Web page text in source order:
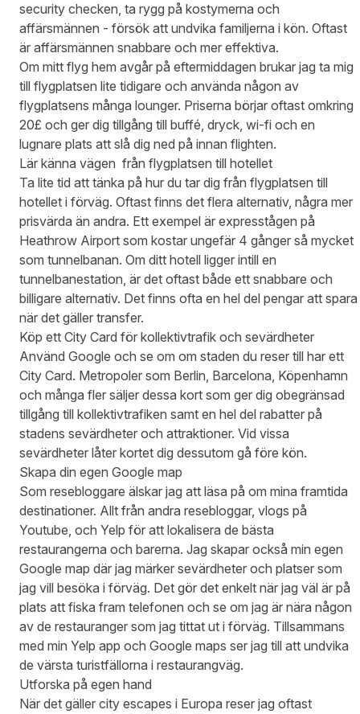
security checken, ta rygg på kostymerna och
affärsmännen - försök att undvika familjerna i kön. Oftast
är affärsmännen snabbare och mer effektiva.
Om mitt flyg hem avgår på eftermiddagen brukar jag ta mig
till flygplatsen lite tidigare och använda någon av
flygplatsens många lounger. Priserna börjar oftast omkring
20£ och ger dig tillgång till buffé, dryck, wi-fi och en
lugnare plats att slå dig ned på innan flighten.
Lär känna vägen från flygplatsen till hotellet
Ta lite tid att tänka på hur du tar dig från flygplatsen till
hotellet i förväg. Oftast finns det flera alternativ, några mer
prisvärda än andra. Ett exempel är expresstågen på
Heathrow Airport som kostar ungefär 4 gånger så mycket
som tunnelbanan. Om ditt hotell ligger intill en
tunnelbanestation, är det oftast både ett snabbare och
billigare alternativ. Det finns ofta en hel del pengar att spara
när det gäller transfer.
Köp ett City Card för kollektivtrafik och sevärdheter
Använd Google och se om om staden du reser till har ett
City Card. Metropoler som Berlin, Barcelona, Köpenhamn
och många fler säljer dessa kort som ger dig obegränsad
tillgång till kollektivtrafiken samt en hel del rabatter på
stadens sevärdheter och attraktioner. Vid vissa
sevärdheter låter kortet dig dessutom gå före kön.
Skapa din egen Google map
Som resebloggare älskar jag att läsa på om mina framtida
destinationer. Allt från andra resebloggar, vlogs på
Youtube, och Yelp för att lokalisera de bästa
restaurangerna och barerna. Jag skapar också min egen
Google map där jag märker sevärdheter och platser som
jag vill besöka i förväg. Det gör det enkelt när jag väl är på
plats att fiska fram telefonen och se om jag är nära någon
av de restauranger som jag tittat ut i förväg. Tillsammans
med min Yelp app och Google maps ser jag till att undvika
de värsta turistfällorna i restaurangväg.
Utforska på egen hand
När det gäller city escapes i Europa reser jag oftast